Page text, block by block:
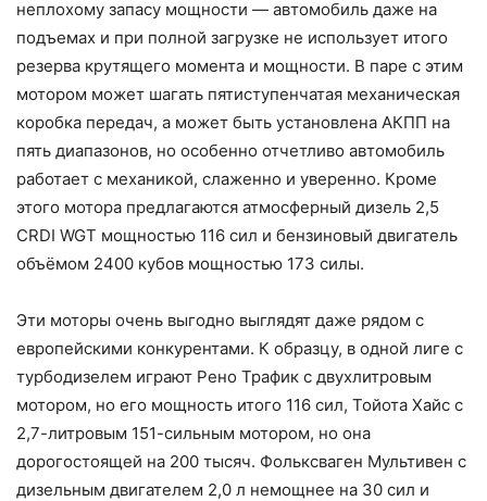
неплохому запасу мощности — автомобиль даже на
подъемах и при полной загрузке не использует итого
резерва крутящего момента и мощности. В паре с этим
мотором может шагать пятиступенчатая механическая
коробка передач, а может быть установлена АКПП на
пять диапазонов, но особенно отчетливо автомобиль
работает с механикой, слаженно и уверенно. Кроме
этого мотора предлагаются атмосферный дизель 2,5
CRDI WGT мощностью 116 сил и бензиновый двигатель
объёмом 2400 кубов мощностью 173 силы.
Эти моторы очень выгодно выглядят даже рядом с
европейскими конкурентами. К образцу, в одной лиге с
турбодизелем играют Рено Трафик с двухлитровым
мотором, но его мощность итого 116 сил, Тойота Хайс с
2,7-литровым 151-сильным мотором, но она
дорогостоящей на 200 тысяч. Фольксваген Мультивен с
дизельным двигателем 2,0 л немощнее на 30 сил и